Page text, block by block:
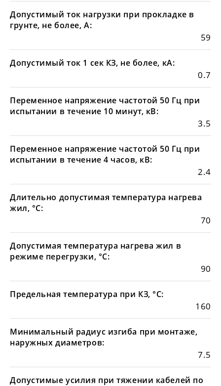
Допустимый ток нагрузки при прокладке в
грунте, не более, А:
59
Допустимый ток 1 сек КЗ, не более, кА:
0.7
Переменное напряжение частотой 50 Гц при
испытании в течение 10 минут, кВ:
3.5
Переменное напряжение частотой 50 Гц при
испытании в течение 4 часов, кВ:
2.4
Длительно допустимая температура нагрева
жил, °С:
70
Допустимая температура нагрева жил в
режиме перегрузки, °С:
90
Предельная температура при КЗ, °С:
160
Минимальный радиус изгиба при монтаже,
наружных диаметров:
7.5
Допустимые усилия при тяжении кабелей по